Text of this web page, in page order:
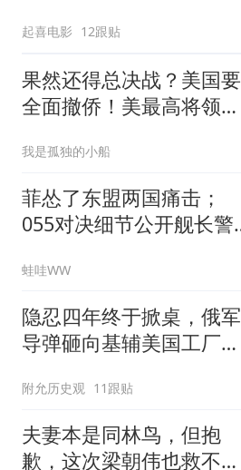
起喜电影 12跟贴
果然还得总决战？美国要
全面撤侨！美最高将领：
我是孤独的小船
菲怂了东盟两国痛击；
055对决细节公开舰长警
冰｜辣晚报20260805
蛙哇WW
隐忍四年终于掀桌，俄军
导弹砸向基辅美国工厂，
附允历史观 11跟贴
夫妻本是同林鸟，但抱
歉，这次梁朝伟也救不了